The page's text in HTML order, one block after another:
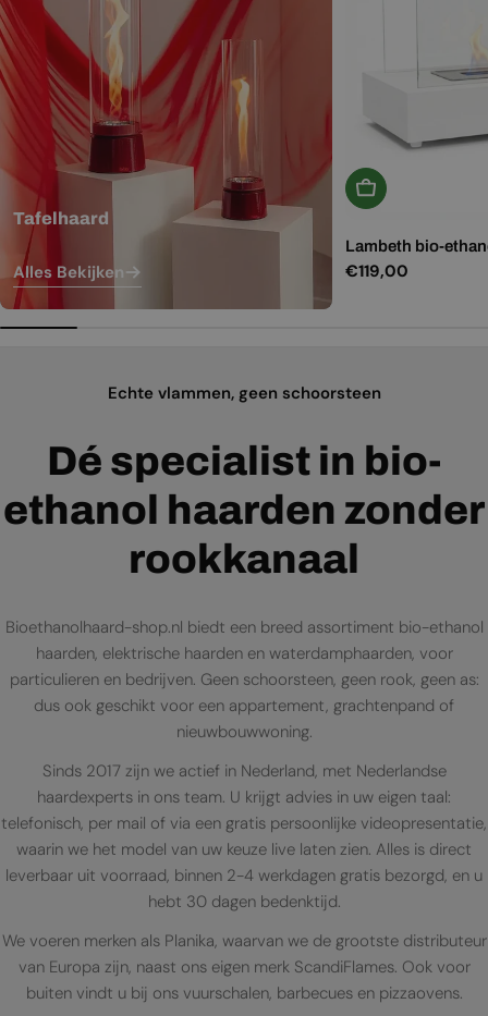
Tafelhaard
Alles Bekijken
In Winkelwagen
Lambeth bio-
Normale
€119,00
Echte vlammen, geen schoorsteen
Dé specialist in bio-
ethanol haarden zonder
rookkanaal
Bioethanolhaard-shop.nl biedt een breed assortiment bio-ethanol
haarden, elektrische haarden en waterdamphaarden, voor
particulieren en bedrijven. Geen schoorsteen, geen rook, geen as:
dus ook geschikt voor een appartement, grachtenpand of
nieuwbouwwoning.
Sinds 2017 zijn we actief in Nederland, met Nederlandse
haardexperts in ons team. U krijgt advies in uw eigen taal:
telefonisch, per mail of via een gratis persoonlijke videopresentatie,
waarin we het model van uw keuze live laten zien. Alles is direct
leverbaar uit voorraad, binnen 2-4 werkdagen gratis bezorgd, en u
hebt 30 dagen bedenktijd.
We voeren merken als Planika, waarvan we de grootste distributeur
van Europa zijn, naast ons eigen merk ScandiFlames. Ook voor
buiten vindt u bij ons vuurschalen, barbecues en pizzaovens.